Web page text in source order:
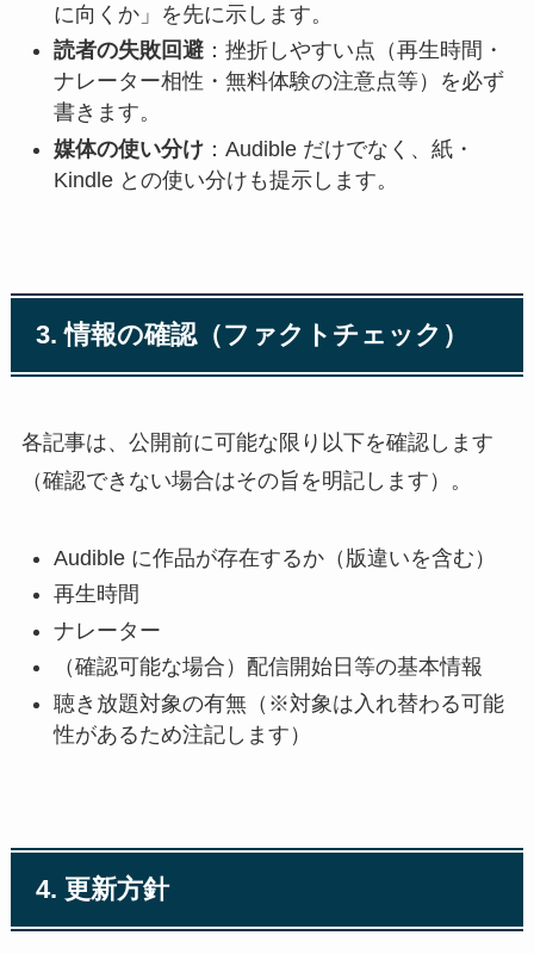
に向くか」を先に示します。
読者の失敗回避：挫折しやすい点（再生時間・
ナレーター相性・無料体験の注意点等）を必ず
書きます。
媒体の使い分け：Audible だけでなく、紙・
Kindle との使い分けも提示します。
3. 情報の確認（ファクトチェック）
各記事は、公開前に可能な限り以下を確認します
（確認できない場合はその旨を明記します）。
Audible に作品が存在するか（版違いを含む）
再生時間
ナレーター
（確認可能な場合）配信開始日等の基本情報
聴き放題対象の有無（※対象は入れ替わる可能
性があるため注記します）
4. 更新方針